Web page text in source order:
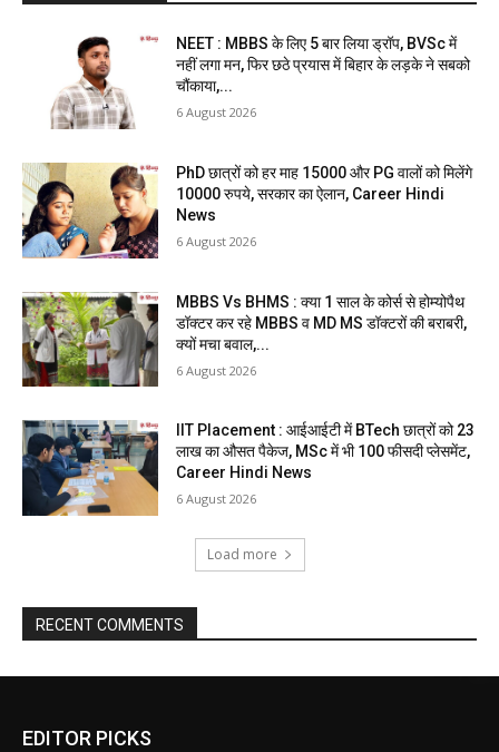
NEET : MBBS के लिए 5 बार लिया ड्रॉप, BVSc में
नहीं लगा मन, फिर छठे प्रयास में बिहार के लड़के ने सबको
चौंकाया,...
6 August 2026
PhD छात्रों को हर माह 15000 और PG वालों को मिलेंगे
10000 रुपये, सरकार का ऐलान, Career Hindi
News
6 August 2026
MBBS Vs BHMS : क्या 1 साल के कोर्स से होम्योपैथ
डॉक्टर कर रहे MBBS व MD MS डॉक्टरों की बराबरी,
क्यों मचा बवाल,...
6 August 2026
IIT Placement : आईआईटी में BTech छात्रों को 23
लाख का औसत पैकेज, MSc में भी 100 फीसदी प्लेसमेंट,
Career Hindi News
6 August 2026
Load more
RECENT COMMENTS
EDITOR PICKS